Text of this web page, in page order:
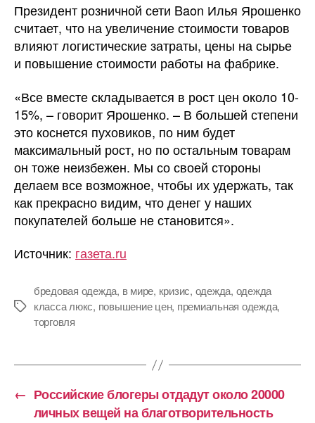
Президент розничной сети Baon Илья Ярошенко
считает, что на увеличение стоимости товаров
влияют логистические затраты, цены на сырье
и повышение стоимости работы на фабрике.
«Все вместе складывается в рост цен около 10-
15%, – говорит Ярошенко. – В большей степени
это коснется пуховиков, по ним будет
максимальный рост, но по остальным товарам
он тоже неизбежен. Мы со своей стороны
делаем все возможное, чтобы их удержать, так
как прекрасно видим, что денег у наших
покупателей больше не становится».
Источник: газета.ru
Метки
бредовая одежда, в мире, кризис, одежда, одежда
класса люкс, повышение цен, премиальная одежда,
торговля
← Российские блогеры отдадут около 20000
личных вещей на благотворительность